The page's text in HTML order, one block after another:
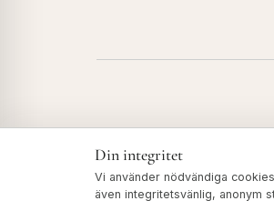
© 2026 Art of Vedas ·
Din integritet
Vi använder nödvändiga
även integritetsvänlig, anonym